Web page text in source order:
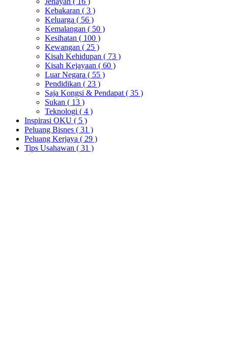
Kebakaran ( 3 )
Keluarga ( 56 )
Kemalangan ( 50 )
Kesihatan ( 100 )
Kewangan ( 25 )
Kisah Kehidupan ( 73 )
Kisah Kejayaan ( 60 )
Luar Negara ( 55 )
Pendidikan ( 23 )
Saja Kongsi & Pendapat ( 35 )
Sukan ( 13 )
Teknologi ( 4 )
Inspirasi OKU ( 5 )
Peluang Bisnes ( 31 )
Peluang Kerjaya ( 29 )
Tips Usahawan ( 31 )